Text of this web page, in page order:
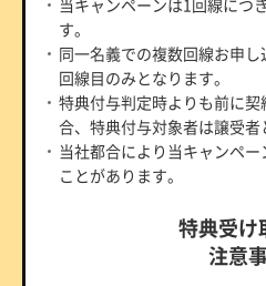
す。
同一名義での複数回線お申
回線目のみとなります。
特典付与判定時よりも前に
合、特典付与対象者は譲受者
当社都合により当キャンペ
ことがあります。
特典受け
注意